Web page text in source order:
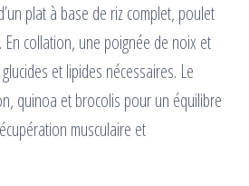
plat à base de riz complet, poulet
En collation, une poignée de noix et
et lipides nécessaires. Le
quinoa et brocolis pour un équilibre
musculaire et